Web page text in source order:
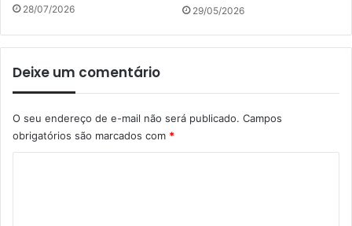
28/07/2026 29/05/2026
Deixe um comentário
O seu endereço de e-mail não será publicado. Campos
obrigatórios são marcados com *